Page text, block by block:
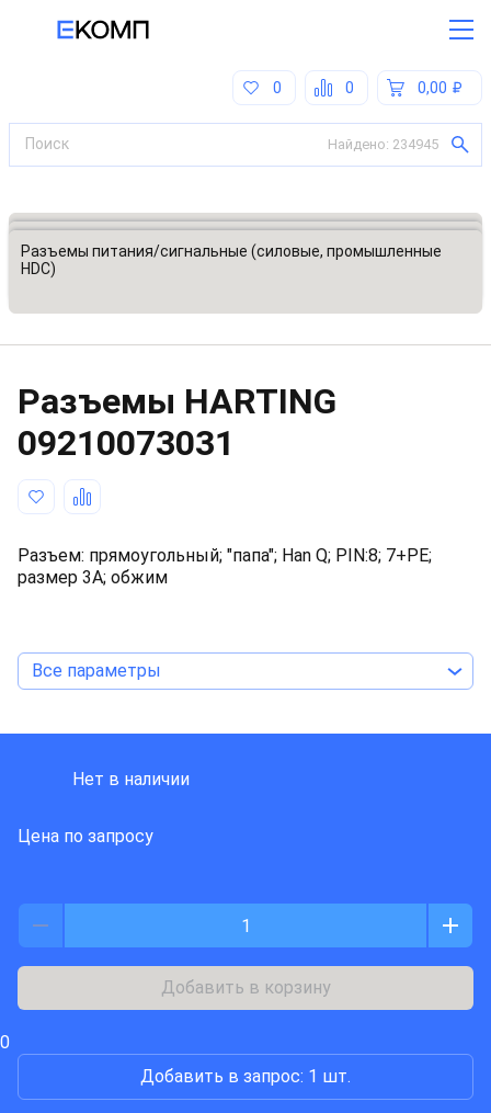
0,00
0
0
Найдено: 234945
Все категории
Разъемы, соединители
Разъемы питания/сигнальные (силовые, промышленные
HDC)
Разъeмы HARTING
09210073031
Разъем: прямоугольный; "папа"; Han Q; PIN:8; 7+PE;
размер 3А; обжим
Все параметры
Нет в наличии
Цена по запросу
Добавить в корзину
0
Добавить в запрос: 1 шт.